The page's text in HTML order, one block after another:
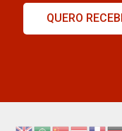
QUERO